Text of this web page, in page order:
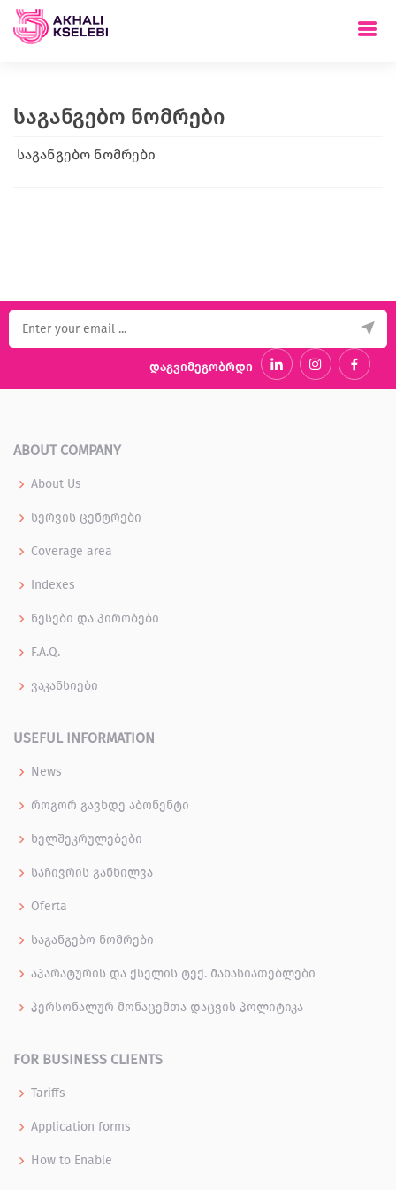
საგანგებო ნომრები
საგანგებო ნომრები
დაგვიმეგობრდი
ABOUT COMPANY
About Us
სერვის ცენტრები
Coverage area
Indexes
წესები და პირობები
F.A.Q.
ვაკანსიები
USEFUL INFORMATION
News
როგორ გავხდე აბონენტი
ხელშეკრულებები
საჩივრის განხილვა
Oferta
საგანგებო ნომრები
აპარატურის და ქსელის ტექ. მახასიათებლები
პერსონალურ მონაცემთა დაცვის პოლიტიკა
FOR BUSINESS CLIENTS
Tariffs
Application forms
How to Enable